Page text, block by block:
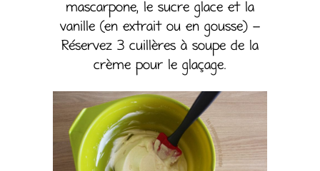
mascarpone, le sucre glace et la
vanille (en extrait ou en gousse) –
Réservez 3 cuillères à soupe de la
crème pour le glaçage.